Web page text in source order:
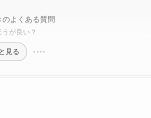
のよくある質問
が良い？
見る